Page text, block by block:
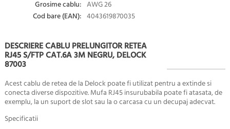
Grosime cablu: AWG 26
Cod bare (EAN): 4043619870035
DESCRIERE CABLU PRELUNGITOR RETEA
RJ45 S/FTP CAT.6A 3M NEGRU, DELOCK
87003
Acest cablu de retea de la Delock poate fi utilizat pentru a extinde si
conecta diverse dispozitive. Mufa RJ45 insurubabila poate fi atasata, de
exemplu, la un suport de slot sau la o carcasa cu un decupaj adecvat.
Specificatii